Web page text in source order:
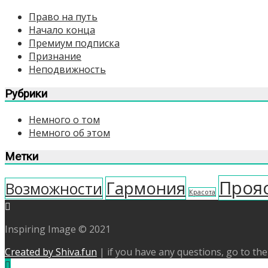
Право на путь
Начало конца
Премиум подписка
Признание
Неподвижность
Рубрики
Немного о том
Немного об этом
Метки
Возможности Гармония Красота
Inspiring Image © 2021
Created by Shiva.fun | if you have any questions, go to